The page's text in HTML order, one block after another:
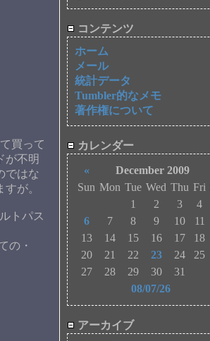
買って
が不明
ではな
が。
トパス
の・
コンテンツ
ホーム
メール
統計データ
Tumbler的なメモ
著作権について
カレンダー
« December 2009
Sun Mon Tue Wed Thu Fri
1
2 3 4
6
7 8 9 10 11
13
14 15 16 17 18
20
21 22 23 24 25
27
28 29 30
31
08/07/26
アーカイブ